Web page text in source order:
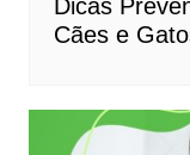
Dicas
Cães e